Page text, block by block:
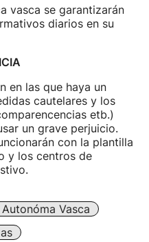
vasca se garantizarán
diarios en su
en las que haya un
cautelares y los
etb.)
un grave perjuicio.
con la plantilla
y los centros de
Vasca